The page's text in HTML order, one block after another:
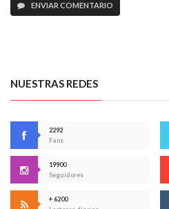
ENVIAR COMENTARIO
NUESTRAS REDES
2292
Fans
19900
Seguidores
+ 6200